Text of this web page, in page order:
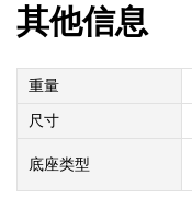
其他信息
重量
尺寸
底座类型